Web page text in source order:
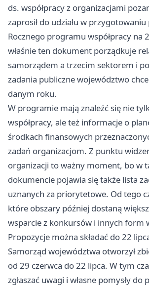
ds. współpracy z organizacjami
zaprosił do udziału w
Rocznego programu współpracy na
właśnie ten dokument porządkuje
samorządem a trzecim sektorem i
zadania publiczne województwo
danym roku.
W programie mają znaleźć się nie
współpracy, ale też informacje o
środkach finansowych
zadań organizacjom. Z punktu
organizacji to ważny moment, bo w
dokumencie pojawia się także lista
uznanych za priorytetowe. Od tego
które obszary później dostaną
wsparcie z konkursów i innych form
Propozycje można składać do 22
Samorząd województwa otworzył
od 29 czerwca do 22 lipca. W tym
zgłaszać uwagi i własne pomysły do